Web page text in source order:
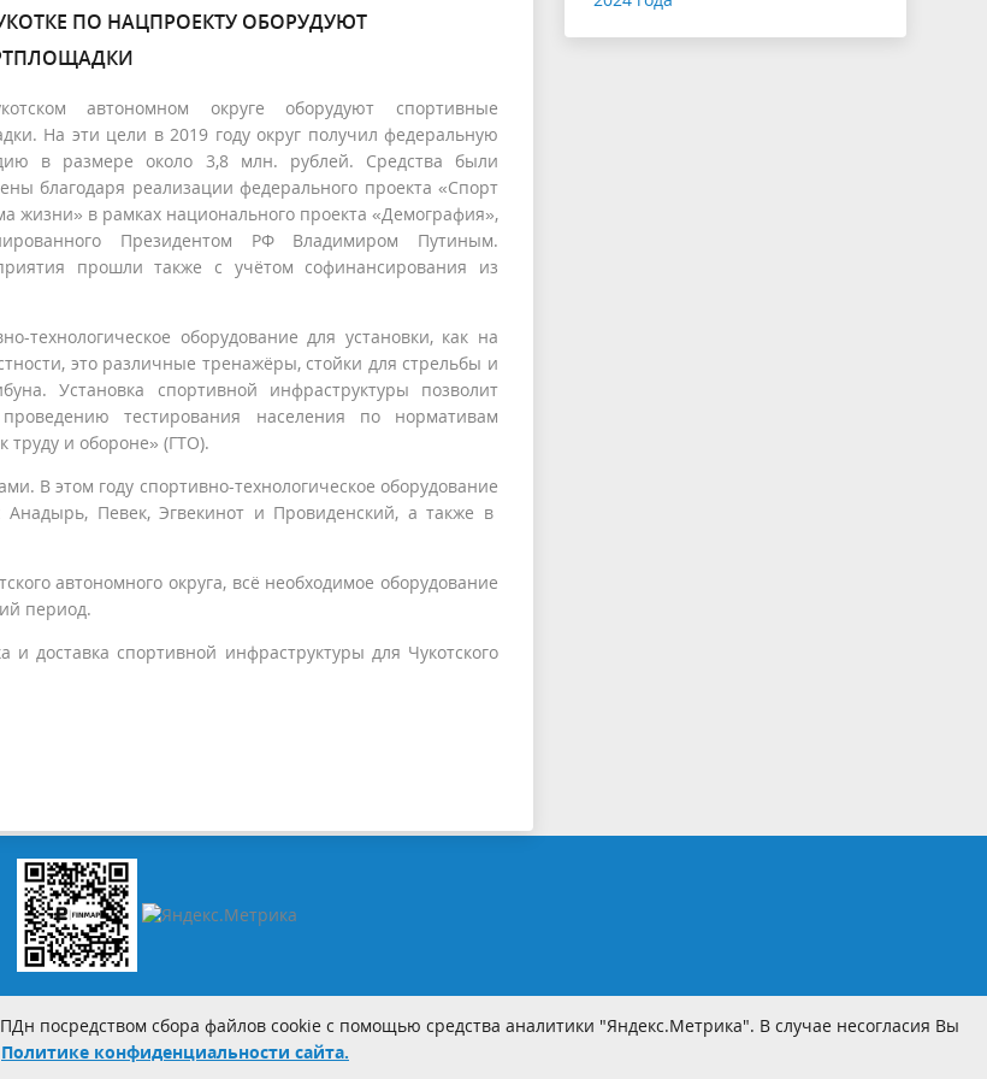
ПО НАЦПРОЕКТУ ОБОРУДУЮТ
автономном округе оборудуют спортивные
На эти цели в 2019 году округ получил федеральную
в размере около 3,8 млн. рублей. Средства были
благодаря реализации федерального проекта «Спорт
жизни» в рамках национального проекта «Демография»,
Президентом РФ Владимиром Путиным.
прошли также с учётом софинансирования из
технологическое оборудование для установки, как на
это различные тренажёры, стойки для стрельбы и
Установка спортивной инфраструктуры позволит
тестирования населения по нормативам
труду и обороне» (ГТО).
В этом году спортивно-технологическое оборудование
Анадырь, Певек, Эгвекинот и Провиденский, а также в
автономного округа, всё необходимое оборудование
период.
доставка спортивной инфраструктуры для Чукотского
посредством сбора файлов cookie с помощью средства аналитики "Яндекс.Метрика". В случае несогласия Вы
Политике конфиденциальности сайта.